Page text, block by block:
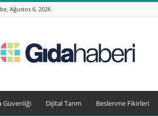
Ağustos 6, 2026
Haberleri,
Beslenme
Güvenliği Dijital Tarım Beslenme Fikirleri